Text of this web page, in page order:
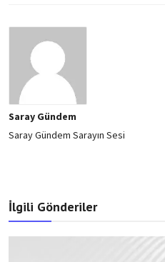
Saray Gündem
Saray Gündem Sarayın Sesi
İlgili Gönderiler